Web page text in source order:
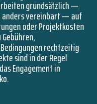
grundsätzlich —
anders vereinbart — auf
oder Projektkosten
rechtzeitig
sind in der Regel
Engagement in